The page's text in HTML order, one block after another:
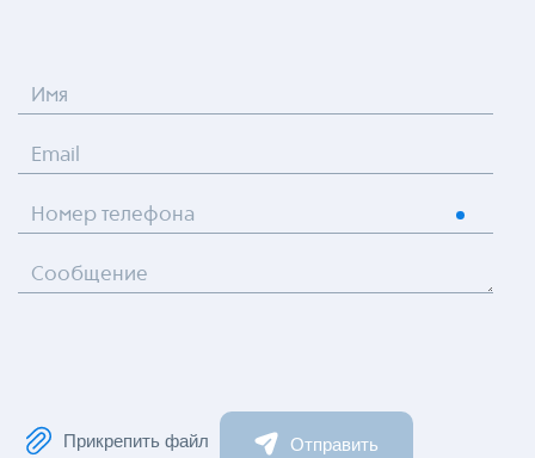
Имя
Email
Номер телефона
Сообщение
Прикрепить файл Отправить